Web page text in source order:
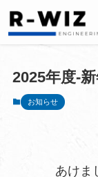
2025年度-
お知らせ
あけま